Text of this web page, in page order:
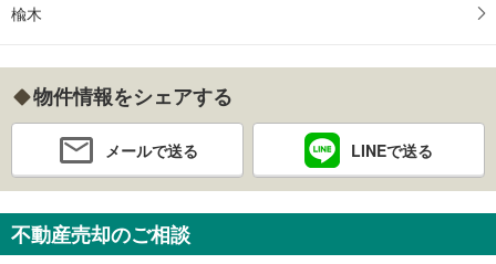
楡木
物件情報をシェアする
メールで送る LINEで送る
不動産売却のご相談